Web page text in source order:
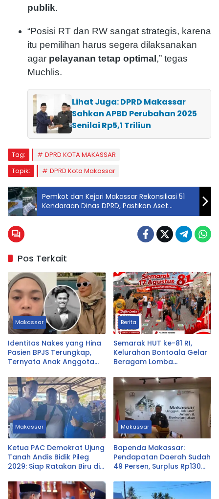
publik.
“Posisi RT dan RW sangat strategis, karena
itu pemilihan harus segera dilaksanakan
agar pelayanan tetap optimal ,” tegas
Muchlis.
Lihat Juga: DPRD Makassar
Sahkan APBD Perubahan 2025
Senilai Rp5,1 Triliun
Tag:
DPRD KOTA MAKASSAR
Topik:
DPRD Kota Makassar
Pemkot dan Kejari Makassar Rekonsiliasi 51
Kendaraan Dinas DPRD, Pastikan Aset
Daerah Tertib
Pos Terkait
Makassar
Identitas Nakes yang Hina
Pasien BPJS Terungkap,
Ternyata Anak Anggota
Berita
Semarak HUT ke-81 RI,
Kelurahan Bontoala Gelar
Beragam Lomba
Seluruh Warga
Makassar
Ketua PAC Demokrat Ujung
Tanah Andis Bidik Pileg
2029: Siap Ratakan Biru di
Makassar
Bapenda Makassar:
Pendapatan Daerah Sudah
49 Persen, Surplus Rp130